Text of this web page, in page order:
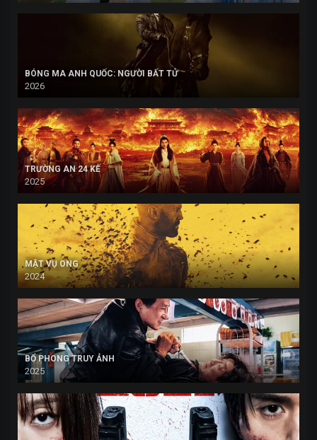
BÓNG MA ANH QUỐC: NGƯỜI BẤT TỬ
2026
TRƯỜNG AN 24 KẾ
2025
MẬT VỤ ONG
2024
BỔ PHONG TRUY ẢNH
2025